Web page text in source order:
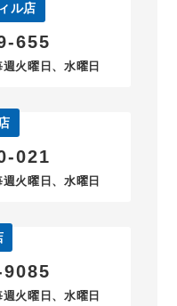
ル店
655
火曜日、水曜日
021
火曜日、水曜日
火曜日、水曜日